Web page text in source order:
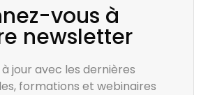
vous à
newsletter
à jour avec les dernières
formations et webinaires